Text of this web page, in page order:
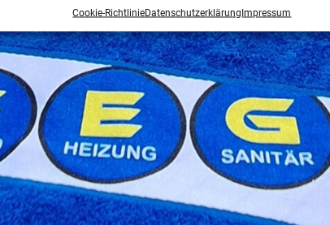
Cookie-RichtlinieDatenschutzerklärungImpressum
ihre Zahl um 42.000 reduziert. Außerdem ist im
sehr unangenehme Folgen, wenn nicht eine
selbst zu tun. Nicht zuletzt, weil der Umstieg auf ein
Hackschnitzelheizungen, oder Wärmepumpen. All
gerne. Aber auch der Energiesparverband des
unterhttps://geg.co.at/download/oder noch
hocheffiziente Heizung nicht verstreichen …